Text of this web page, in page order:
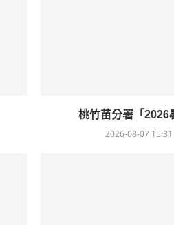
桃竹苗分署「2026
2026-08-07 15:31